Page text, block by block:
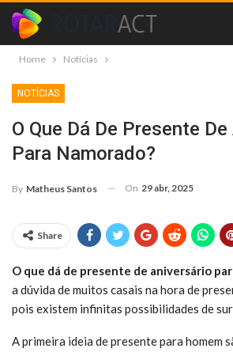
Home Notícias
NOTÍCIAS
O Que Dá De Presente
Para Namorado?
By Matheus Santos On 29 abr, 2025
Share
O que dá de presente de aniversário
a dúvida de muitos casais na hora de
pois existem infinitas possibilidades de
A primeira ideia de presente para homem